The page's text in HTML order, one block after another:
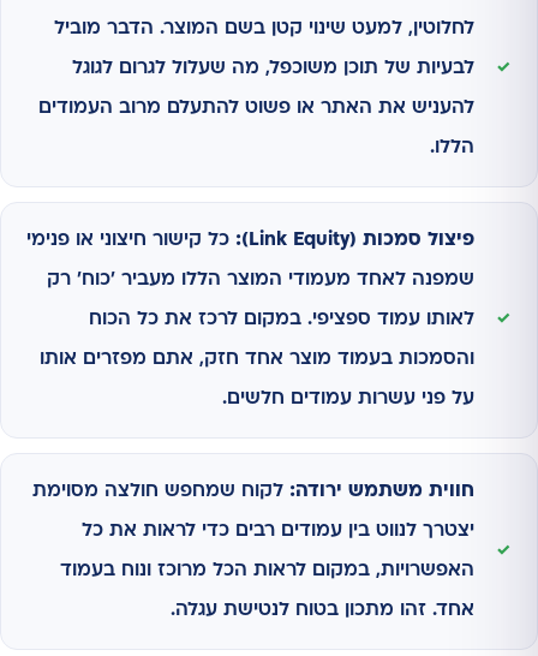
לחלוטין, למעט שינוי קטן בשם המוצר. הדבר מוביל
לבעיות של תוכן משוכפל, מה שעלול לגרום לגוגל
להעניש את האתר או פשוט להתעלם מרוב העמודים
הללו.
פיצול סמכות (Link Equity): כל קישור חיצוני או פנימי
שמפנה לאחד מעמודי המוצר הללו מעביר 'כוח' רק
לאותו עמוד ספציפי. במקום לרכז את כל הכוח
והסמכות בעמוד מוצר אחד חזק, אתם מפזרים אותו
על פני עשרות עמודים חלשים.
חווית משתמש ירודה: לקוח שמחפש חולצה מסוימת
יצטרך לנווט בין עמודים רבים כדי לראות את כל
האפשרויות, במקום לראות הכל מרוכז ונוח בעמוד
אחד. זהו מתכון בטוח לנטישת עגלה.